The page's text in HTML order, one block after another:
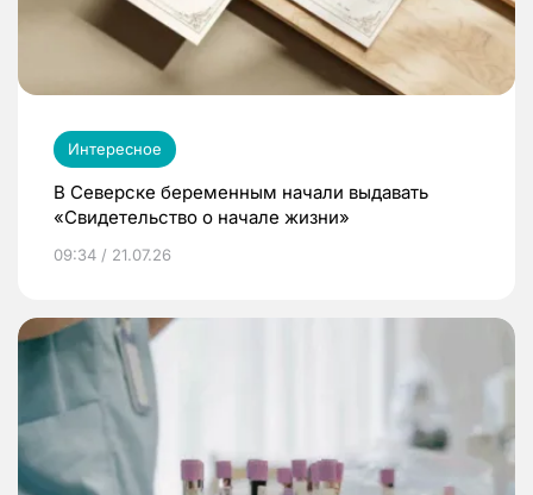
Интересное
В Северске беременным начали выдавать
«Свидетельство о начале жизни»
09:34 / 21.07.26